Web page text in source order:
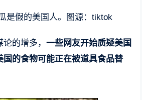
是假的美国人。图源：tiktok
论的增多，一些网友开始质疑美国
国的食物可能正在被道具食品替